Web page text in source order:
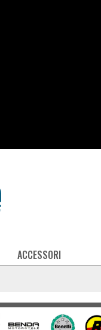
ACCESSORI